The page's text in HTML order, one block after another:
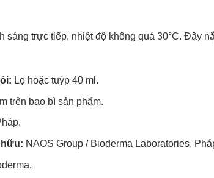
sáng trực tiếp, nhiệt độ không quá 30°C. Đậy
Lọ hoặc tuýp 40 ml.
trên bao bì sản phẩm.
NAOS Group / Bioderma Laboratories,